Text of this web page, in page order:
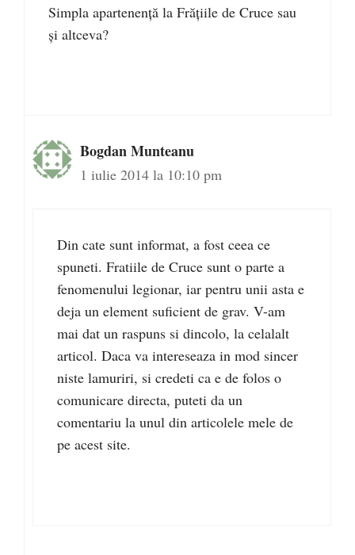
Simpla apartenenţă la Frăţiile de Cruce sau
şi altceva?
Bogdan Munteanu
1 iulie 2014 la 10:10 pm
Din cate sunt informat, a fost ceea ce
spuneti. Fratiile de Cruce sunt o parte a
fenomenului legionar, iar pentru unii asta e
deja un element suficient de grav. V-am
mai dat un raspuns si dincolo, la celalalt
articol. Daca va intereseaza in mod sincer
niste lamuriri, si credeti ca e de folos o
comunicare directa, puteti da un
comentariu la unul din articolele mele de
pe acest site.